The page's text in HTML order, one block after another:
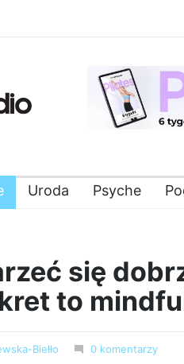
Uroda Psyche
się
to
Biełło 0 komentarzy